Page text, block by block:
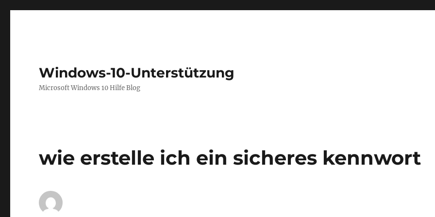
Windows-10-Unterstützung
Microsoft Windows 10 Hilfe Blog
wie erstelle ich ein sicheres kennwort